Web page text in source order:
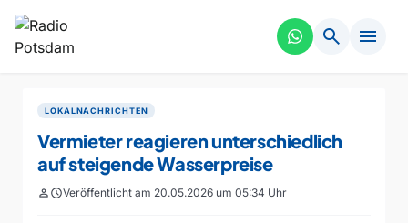
search menu
LOKALNACHRICHTEN
Vermieter reagieren unterschiedlich
auf steigende Wasserpreise
personscheduleVeröffentlicht am 20.05.2026 um 05:34 Uhr